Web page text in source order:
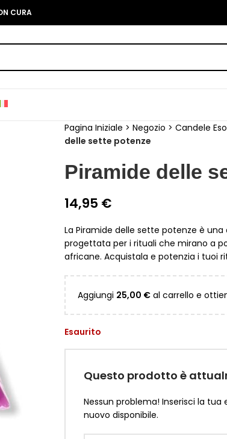
CURA
Pagina Iniziale > Negozio > Candele
delle sette potenze
Piramide delle
14,95 €
La Piramide delle sette potenze è
progettata per i rituali che mirano a
africane. Acquistala e potenzia i tuoi
Aggiungi 25,00 €al carrello e
Esaurito
Questo prodotto è
Nessun problema! Inserisci la
nuovo disponibile.